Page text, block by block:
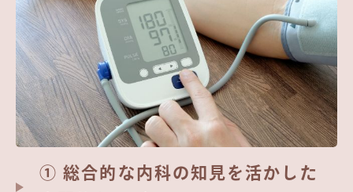
① 総合的な内科の知見を活かした